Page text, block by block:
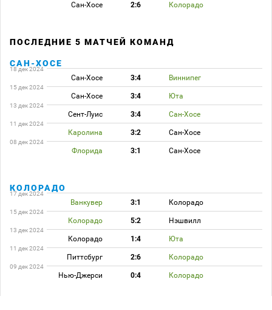
Сан-Хосе 2:6 Колорадо
ПОСЛЕДНИЕ 5 МАТЧЕЙ КОМАНД
САН-ХОСЕ
18 дек 2024
Сан-Хосе 3:4 Виннипег
15 дек 2024
Сан-Хосе 3:4 Юта
13 дек 2024
Сент-Луис 3:4 Сан-Хосе
11 дек 2024
Каролина 3:2 Сан-Хосе
08 дек 2024
Флорида 3:1 Сан-Хосе
КОЛОРАДО
17 дек 2024
Ванкувер 3:1 Колорадо
15 дек 2024
Колорадо 5:2 Нэшвилл
13 дек 2024
Колорадо 1:4 Юта
11 дек 2024
Питтсбург 2:6 Колорадо
09 дек 2024
Нью-Джерси 0:4 Колорадо